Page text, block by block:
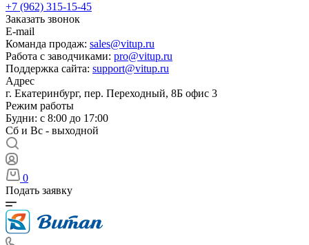
+7 (962) 315-15-45
Заказать звонок
E-mail
Команда продаж: sales@vitup.ru
Работа с заводчиками: pro@vitup.ru
Поддержка сайта: support@vitup.ru
Адрес
г. Екатеринбург, пер. Переходный, 8Б офис 3
Режим работы
Будни: с 8:00 до 17:00
Сб и Вс - выходной
0
Подать заявку